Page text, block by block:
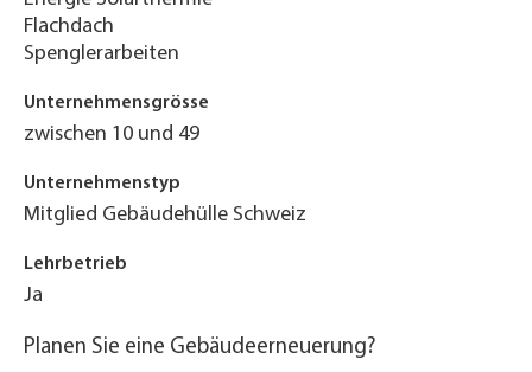
Flachdach
Spenglerarbeiten
Unternehmensgrösse
zwischen 10 und 49
Unternehmenstyp
Mitglied Gebäudehülle Schweiz
Lehrbetrieb
Ja
Planen Sie eine Gebäudeerneuerung?